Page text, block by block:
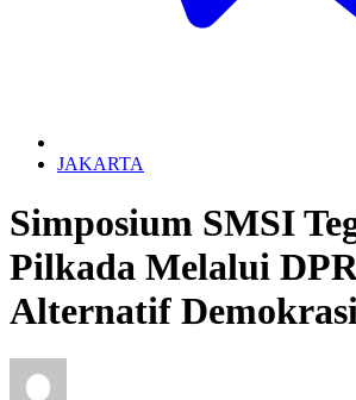
JAKARTA
Simposium SMSI
Pilkada Melalui
Alternatif Demokrasi